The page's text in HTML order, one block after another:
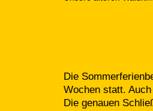
Die
Wochen statt.
Die genauen